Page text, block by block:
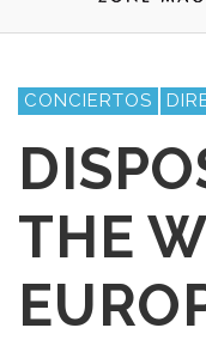
CONCIERTOS
THE